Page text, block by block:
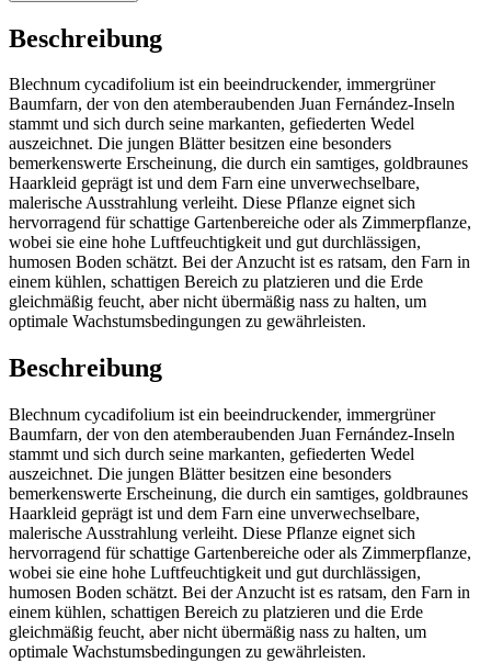
Beschreibung
Blechnum cycadifolium ist ein beeindruckender, immergrüner
Baumfarn, der von den atemberaubenden Juan Fernández-Inseln
stammt und sich durch seine markanten, gefiederten Wedel
auszeichnet. Die jungen Blätter besitzen eine besonders
bemerkenswerte Erscheinung, die durch ein samtiges, goldbraunes
Haarkleid geprägt ist und dem Farn eine unverwechselbare,
malerische Ausstrahlung verleiht. Diese Pflanze eignet sich
hervorragend für schattige Gartenbereiche oder als Zimmerpflanze,
wobei sie eine hohe Luftfeuchtigkeit und gut durchlässigen,
humosen Boden schätzt. Bei der Anzucht ist es ratsam, den Farn in
einem kühlen, schattigen Bereich zu platzieren und die Erde
gleichmäßig feucht, aber nicht übermäßig nass zu halten, um
optimale Wachstumsbedingungen zu gewährleisten.
Beschreibung
Blechnum cycadifolium ist ein beeindruckender, immergrüner
Baumfarn, der von den atemberaubenden Juan Fernández-Inseln
stammt und sich durch seine markanten, gefiederten Wedel
auszeichnet. Die jungen Blätter besitzen eine besonders
bemerkenswerte Erscheinung, die durch ein samtiges, goldbraunes
Haarkleid geprägt ist und dem Farn eine unverwechselbare,
malerische Ausstrahlung verleiht. Diese Pflanze eignet sich
hervorragend für schattige Gartenbereiche oder als Zimmerpflanze,
wobei sie eine hohe Luftfeuchtigkeit und gut durchlässigen,
humosen Boden schätzt. Bei der Anzucht ist es ratsam, den Farn in
einem kühlen, schattigen Bereich zu platzieren und die Erde
gleichmäßig feucht, aber nicht übermäßig nass zu halten, um
optimale Wachstumsbedingungen zu gewährleisten.